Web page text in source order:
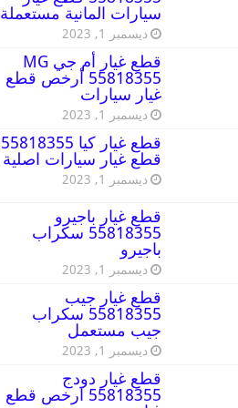
سيارات المانية مستعملة
ديسمبر 1, 2023
قطع غيار أم جي MG
55818355 أرخص قطع
غيار سيارات
ديسمبر 1, 2023
قطع غيار كيا 55818355
قطع غيار سيارات اصلية
ديسمبر 1, 2023
قطع غيار باجيرو
55818355 سكراب
باجيرو
ديسمبر 1, 2023
قطع غيار جيب
55818355 سكراب
جيب مستعمل
ديسمبر 1, 2023
قطع غيار دودج
55818355 ارخص قطع